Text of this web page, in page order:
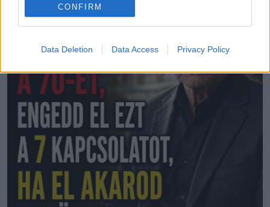
CONFIRM
Data Deletion Data Access Privacy Policy